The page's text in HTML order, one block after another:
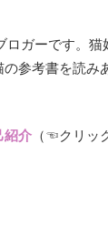
ロガーです。猫
参考書を読み
紹介（☜クリッ